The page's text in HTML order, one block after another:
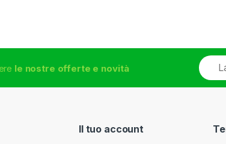
le nostre offerte e novità
E
m
a
Il tuo account